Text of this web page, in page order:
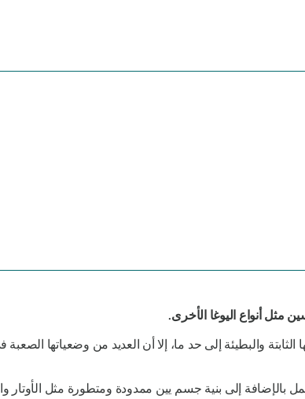
مثل أنواع اليوغا الأخرى.
والبطيئة إلى حد ما، إلا أن العديد من وضعياتها
بالإضافة إلى بنية جسم يين ممدودة ومتطورة مثل الأوتار